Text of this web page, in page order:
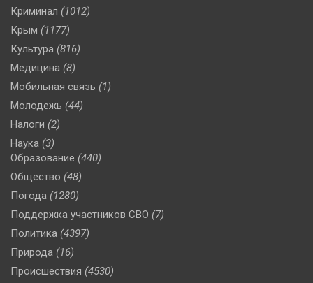
Криминал (1012)
Крым (1177)
Культура (816)
Медицина (8)
Мобильная связь (1)
Молодежь (44)
Налоги (2)
Наука (3)
Образование (440)
Общество (48)
Погода (1280)
Поддержка участников СВО (7)
Политика (4397)
Природа (16)
Происшествия (4530)